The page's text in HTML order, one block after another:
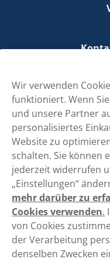
Mo/Di/Fr: 09-17 Uhr
Kundendienst
Links
Über uns
Wir verwenden
funktioniert. Wenn
und unsere Partner
personalisiertes
Website zu
schalten. Sie können
jederzeit widerrufen
„Einstellungen“
mehr darüber zu
Cookies verwenden.
von Cookies
der Verarbeitung
denselben Zwecken